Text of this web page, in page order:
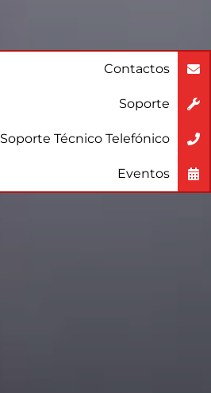
Contactos
Soporte
Soporte Técnico Telefónico
Eventos